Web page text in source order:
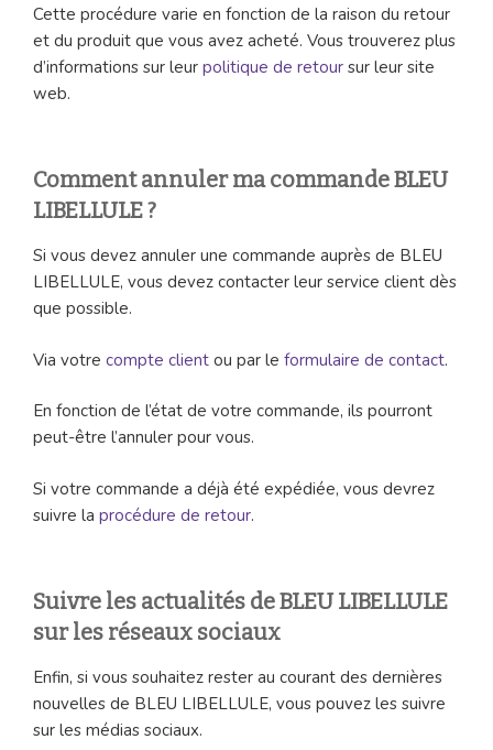
Cette procédure varie en fonction de la raison du retour
et du produit que vous avez acheté. Vous trouverez plus
d’informations sur leur politique de retour sur leur site
web.
Comment annuler ma commande BLEU
LIBELLULE ?
Si vous devez annuler une commande auprès de BLEU
LIBELLULE, vous devez contacter leur service client dès
que possible.
Via votre compte client ou par le formulaire de contact.
En fonction de l’état de votre commande, ils pourront
peut-être l’annuler pour vous.
Si votre commande a déjà été expédiée, vous devrez
suivre la procédure de retour.
Suivre les actualités de BLEU LIBELLULE
sur les réseaux sociaux
Enfin, si vous souhaitez rester au courant des dernières
nouvelles de BLEU LIBELLULE, vous pouvez les suivre
sur les médias sociaux.